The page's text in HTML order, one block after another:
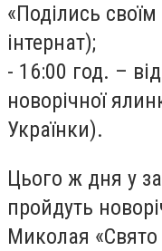
«Поділись
інтернат);
- 16:00 год. –
новорічної
Українки).
Цього ж дня у
пройдуть
Миколая